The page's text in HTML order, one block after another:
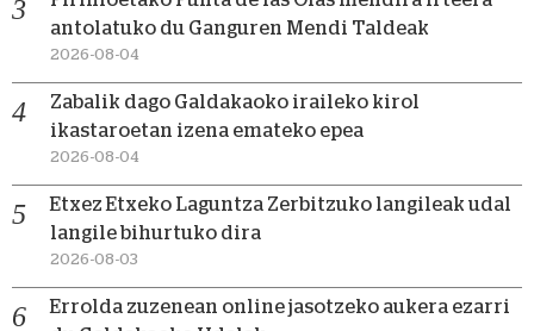
antolatuko du Ganguren Mendi Taldeak
2026-08-04
Zabalik dago Galdakaoko iraileko kirol
ikastaroetan izena emateko epea
2026-08-04
Etxez Etxeko Laguntza Zerbitzuko langileak udal
langile bihurtuko dira
2026-08-03
Errolda zuzenean online jasotzeko aukera ezarri